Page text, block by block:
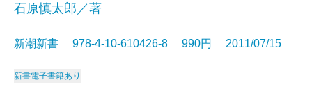
石原慎太郎／著
新潮新書 978-4-10-610426-8 990円 2011/07/15
新書電子書籍あり